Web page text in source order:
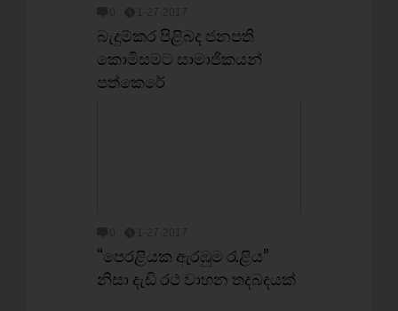
බැදුම්කර පිළිබද ජනපති
කොමිසමට සාමාජිකයන්
පත්කෙරේ
“පෙරළියක ඇරඹුම රැළිය”
නිසා දැඩි රථ වාහන තදබදයක්